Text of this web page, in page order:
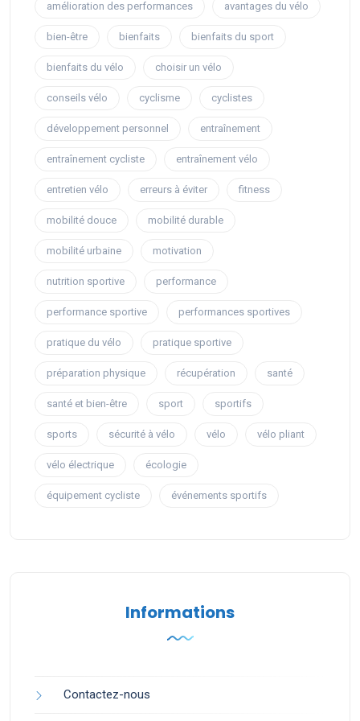
amélioration des performances avantages du vélo
bien-être bienfaits bienfaits du sport
bienfaits du vélo choisir un vélo
conseils vélo cyclisme cyclistes
développement personnel entraînement
entraînement cycliste entraînement vélo
entretien vélo erreurs à éviter fitness
mobilité douce mobilité durable
mobilité urbaine motivation
nutrition sportive performance
performance sportive performances sportives
pratique du vélo pratique sportive
préparation physique récupération santé
santé et bien-être sport sportifs
sports sécurité à vélo vélo vélo pliant
vélo électrique écologie
équipement cycliste événements sportifs
Informations
Contactez-nous